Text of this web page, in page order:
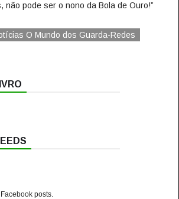
não pode ser o nono da Bola de Ouro!”
O Mundo dos Guarda-Redes
posts.